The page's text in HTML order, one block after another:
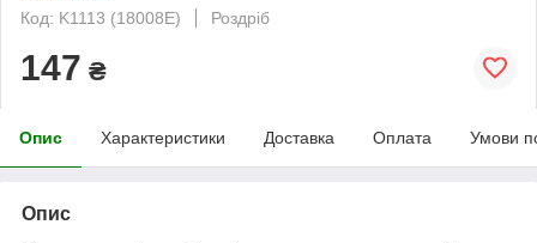
Код: K1113 (18008E)
Роздріб
147 ₴
Опис Характеристики Доставка Оплата Умови
Опис